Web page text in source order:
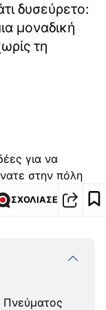
δυσεύρετο:
μοναδική
τη
ΣΧΟΛΙΑΣΕ
Πνεύματος